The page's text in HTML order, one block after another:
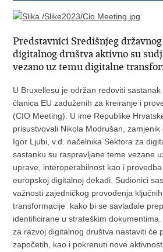
Predstavnici Središnjeg
digitalnog društva aktivno su
vezano uz temu digitalne
U Bruxellesu je održan redoviti
članica EU zaduženih za kreiranje i
(CIO Meeting). U ime Republike
prisustvovali Nikola Modrušan,
Igor Ljubi, v.d. načelnika Sektora za
sastanku su raspravljane teme vezane
uprave, interoperabilnost kao i
europskoj digitalnoj dekadi. Sudionici
važnosti zajedničkog provođenja
transformacije kako bi se savladale
identificirane u strateškim
za razvoj digitalnog društva nastaviti će
započetih, kao i pokrenuti nove